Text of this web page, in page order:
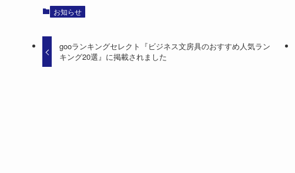
お知らせ
gooランキングセレクト『ビジネス文房具のおすすめ人気ラン
キング20選』に掲載されました